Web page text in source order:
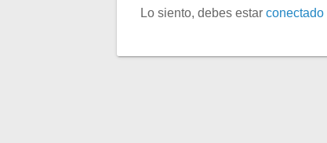
Lo siento, debes estarconectado